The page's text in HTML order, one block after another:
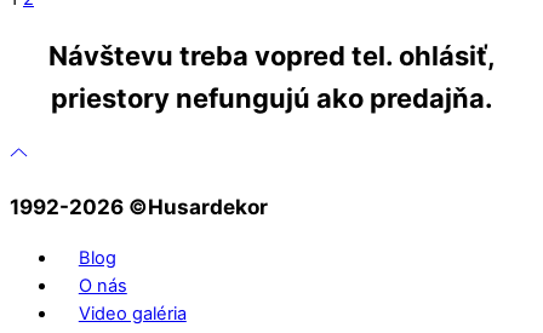
Návštevu treba vopred tel. ohlásiť,
priestory nefungujú ako predajňa.
1992-2026 ©️Husardekor
Blog
O nás
Video galéria